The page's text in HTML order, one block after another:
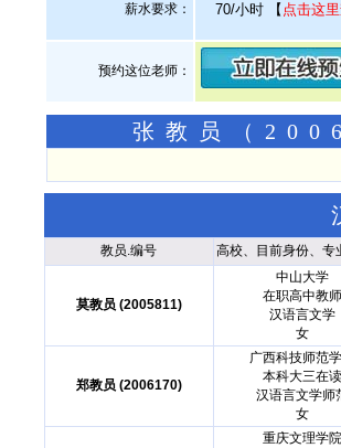
薪水要求： 70/小时 【 点击这
预约这位老师：
张教员（
教员.编号 高校、目前身份、专
莫教员 (2005811)
中山大学
在职高中教师
汉语言文学
女
郑教员 (2006170)
广西科技师范
本科大三在读
汉语言文学师
女
重庆文理学院